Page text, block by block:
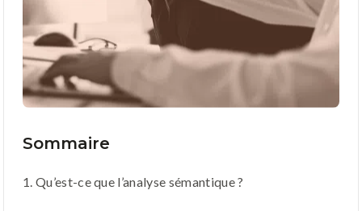
Sommaire
1. Qu’est-ce que l’analyse sémantique ?